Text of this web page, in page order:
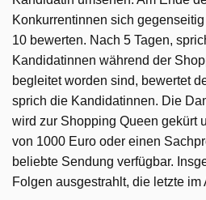
Konkurrentinnen sich
10 bewerten. Nach 5 Tagen,
Kandidatinnen während der
begleitet worden sind, bewertet
sprich die Kandidatinnen. Die
wird zur Shopping Queen gekürt
von 1000 Euro oder einen
beliebte Sendung verfügbar.
Folgen ausgestrahlt, die letzte im